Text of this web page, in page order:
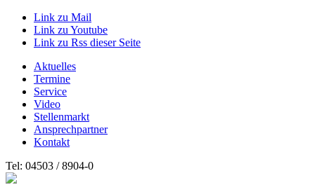
Link zu Mail
Link zu Youtube
Link zu Rss dieser Seite
Aktuelles
Termine
Service
Video
Stellenmarkt
Ansprechpartner
Kontakt
Tel: 04503 / 8904-0